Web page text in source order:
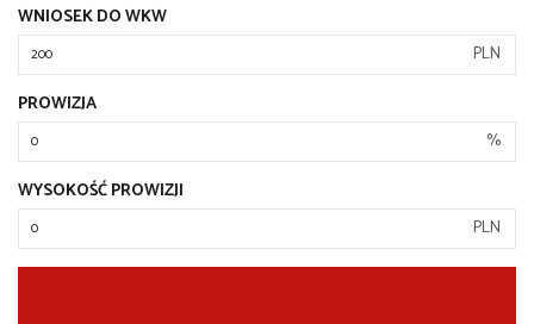
WNIOSEK DO WKW
PLN
PROWIZJA
%
WYSOKOŚĆ PROWIZJI
PLN